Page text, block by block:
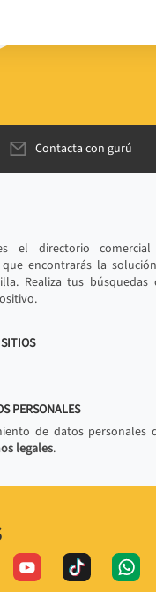
Contacta con gurú
el directorio
encontrarás la
Realiza tus búsquedas
PERSONALES
de datos personales
legales.